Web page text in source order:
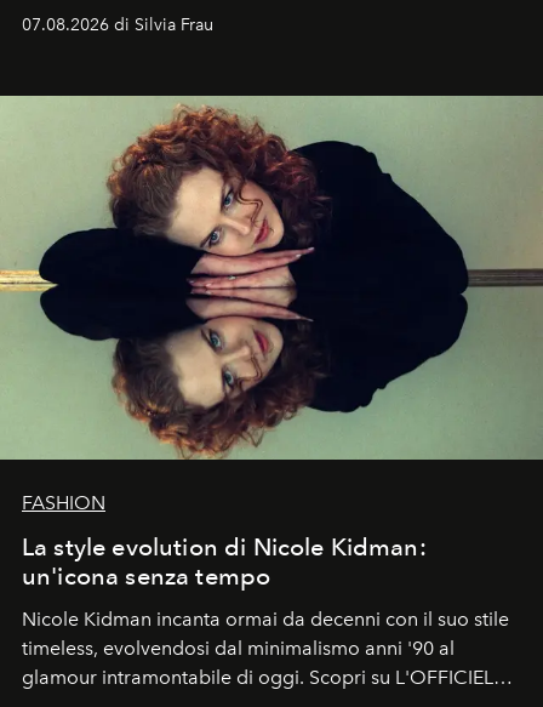
07.08.2026 di Silvia Frau
FASHION
La style evolution di Nicole Kidman:
un'icona senza tempo
Nicole Kidman incanta ormai da decenni con il suo stile
timeless, evolvendosi dal minimalismo anni '90 al
glamour intramontabile di oggi. Scopri su L'OFFICIEL